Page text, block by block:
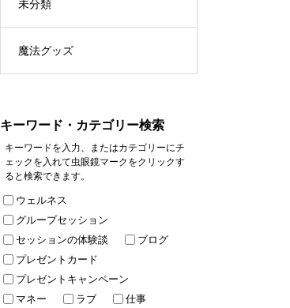
未分類
魔法グッズ
キーワード・カテゴリー検索
キーワードを入力、またはカテゴリーにチ
ェックを入れて虫眼鏡マークをクリックす
ると検索できます。
ウェルネス
グループセッション
セッションの体験談
ブログ
プレゼントカード
プレゼントキャンペーン
マネー
ラブ
仕事